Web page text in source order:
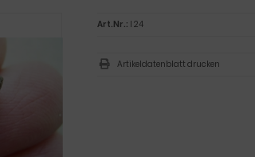
Art.Nr.: I 24
Artikeldatenblatt drucken